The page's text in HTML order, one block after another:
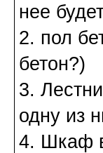
нее
2. пол
бетон?)
3.
одну из
4. Шкаф